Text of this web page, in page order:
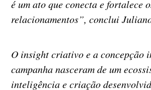
é um ato que conecta e fortalece
relacionamentos”, conclui
O insight criativo e a concepção
campanha nasceram de um
inteligência e criação